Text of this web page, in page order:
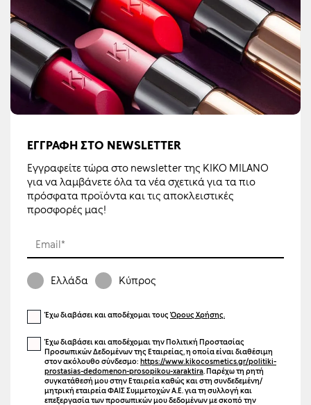
ΕΓΓΡΑΦΉ ΣΤΟ NEWSLETTER
Εγγραφείτε τώρα στο newsletter της KIKO MILANO
για να λαμβάνετε όλα τα νέα σχετικά για τα πιο
πρόσφατα προϊόντα και τις αποκλειστικές
προσφορές μας!
Email*
Ελλάδα Κύπρος
Έχω διαβάσει και αποδέχομαι τους Όρους Χρήσης.
Έχω διαβάσει και αποδέχομαι την Πολιτική Προστασίας
Προσωπικών Δεδομένων της Εταιρείας, η οποία είναι διαθέσιμη
στον ακόλουθο σύνδεσμο: https://www.kikocosmetics.gr/politiki-
prostasias-dedomenon-prosopikou-xaraktira . Παρέχω τη ρητή
συγκατάθεσή μου στην Εταιρεία καθώς και στη συνδεδεμένη/
μητρική εταιρεία ΦΑΙΣ Συμμετοχών Α.Ε. για τη συλλογή και
επεξεργασία των προσωπικών μου δεδομένων με σκοπό την